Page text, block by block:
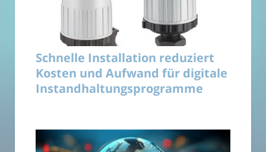
Schnelle Installation reduziert
Kosten und Aufwand für digitale
Instandhaltungsprogramme